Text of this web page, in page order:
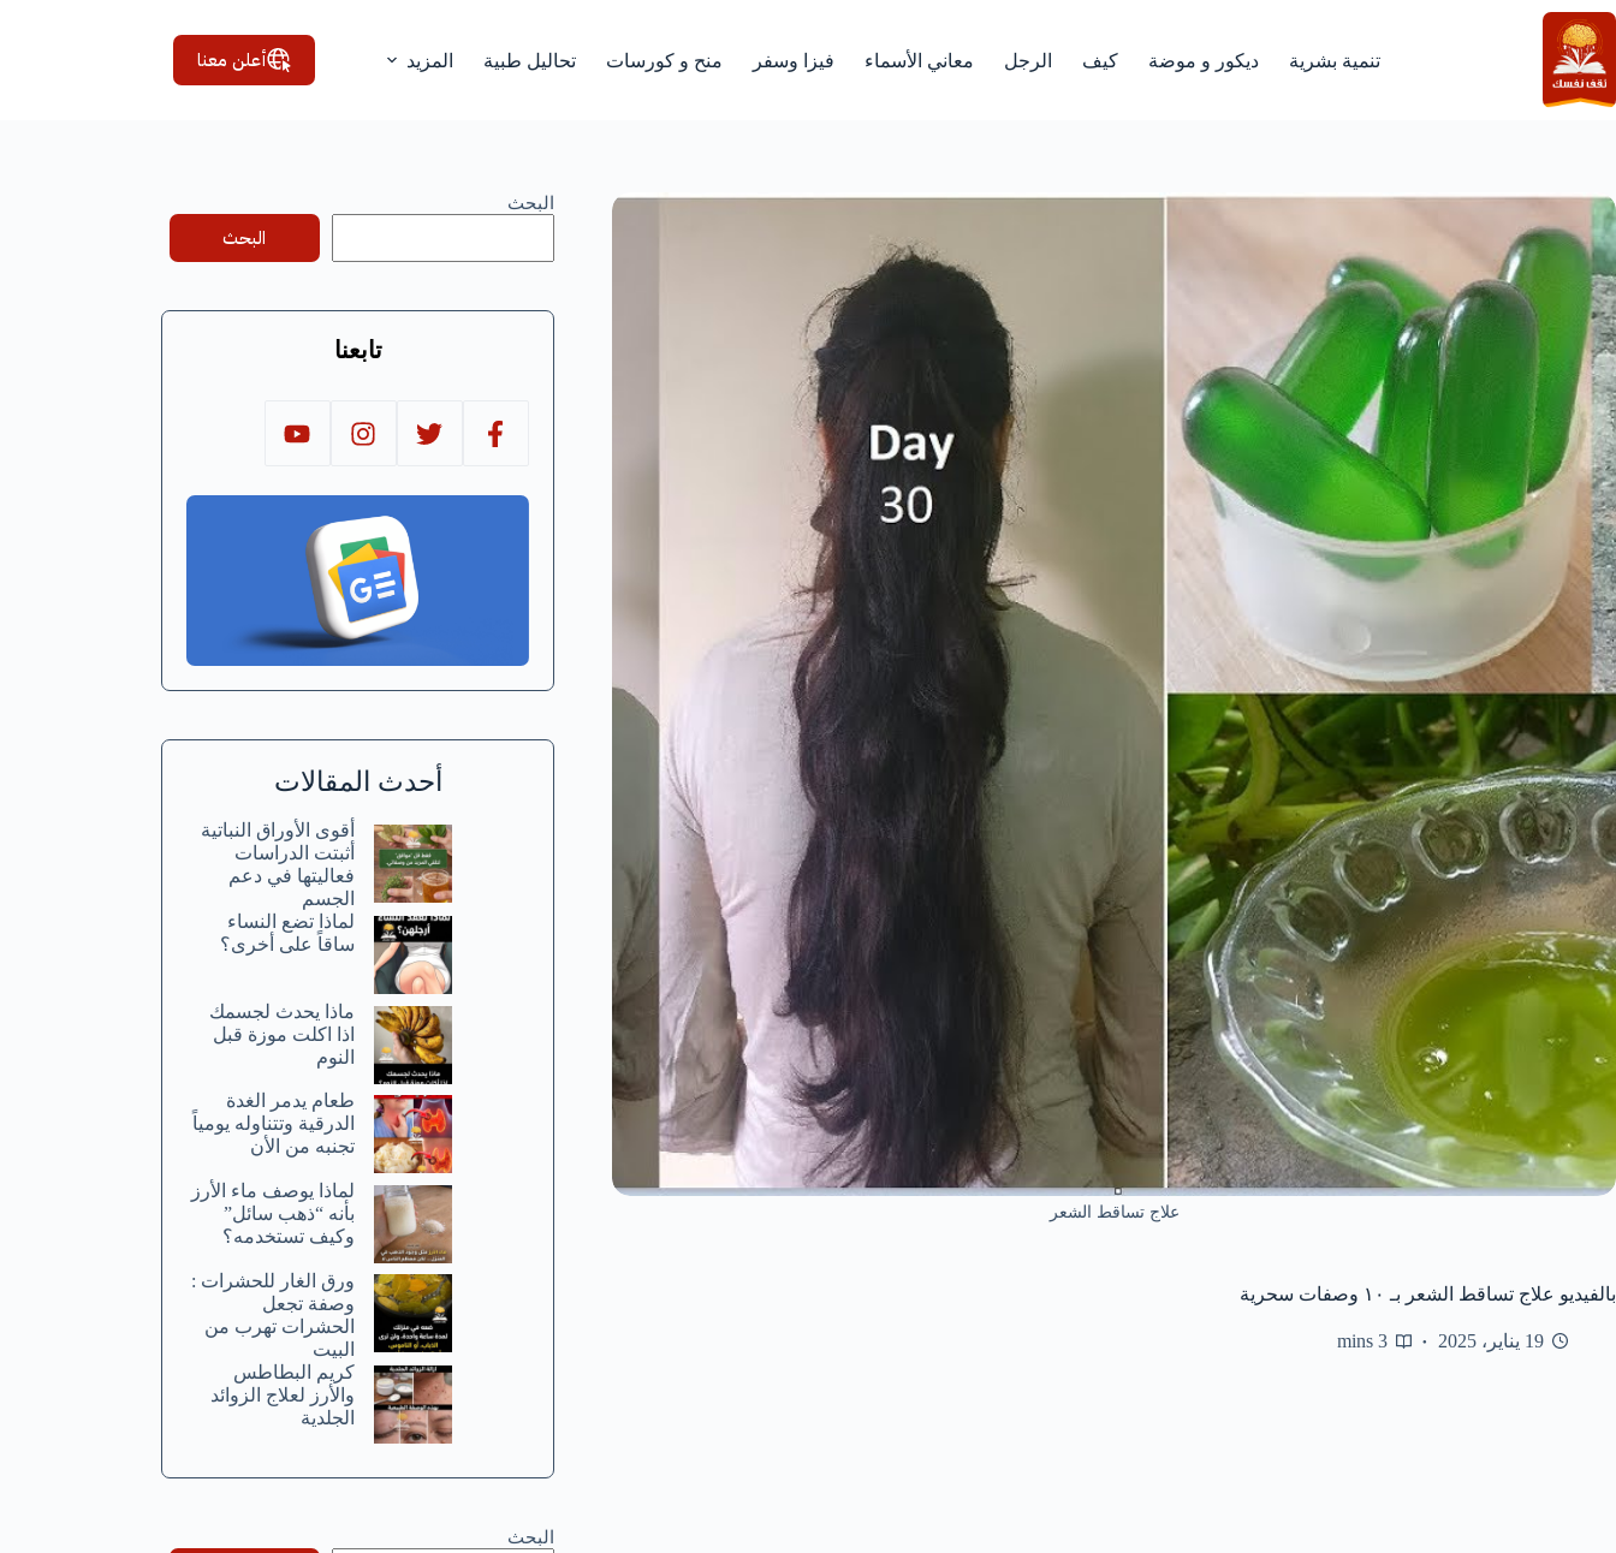
التجاوز
إلى
المحتوى
تنمية بشرية ديكور و موضة كيف الرجل معاني الأسماء فيزا وسفر منح و كورسات تحاليل طبية المزيد أعلن معنا
علاج تساقط الشعر
بالفيديو علاج تساقط الشعر بـ ١٠ وصفات سحرية
19 يناير، 2025 3 mins
البحث
البحث
تابعنا
أحدث المقالات
أقوى الأوراق النباتية
أثبتت الدراسات
فعاليتها في دعم
الجسم
لماذا تضع النساء
ساقاً على أخرى؟
ماذا يحدث لجسمك
اذا اكلت موزة قبل
النوم
طعام يدمر الغدة
الدرقية وتتناوله يومياً
تجنبه من الأن
لماذا يوصف ماء الأرز
بأنه “ذهب سائل”
وكيف تستخدمه؟
ورق الغار للحشرات :
وصفة تجعل
الحشرات تهرب من
البيت
كريم البطاطس
والأرز لعلاج الزوائد
الجلدية
البحث